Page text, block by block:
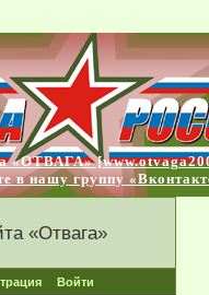
«ОТВАГА»
в нашу группу
«Отвага»
Войти